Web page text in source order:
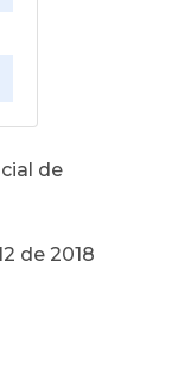
de
de 2018